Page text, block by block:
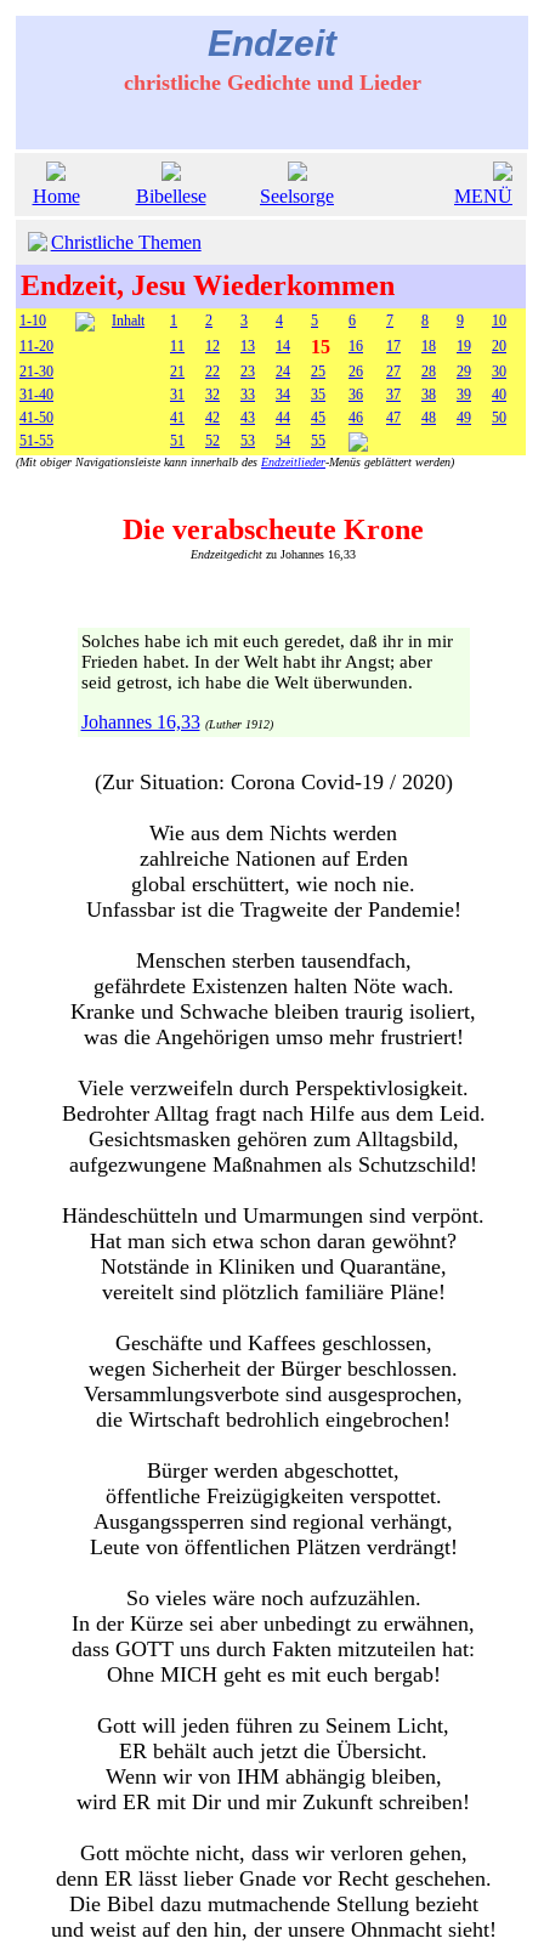
Endzeit
christliche Gedichte und Lieder
Home Bibellese Seelsorge MENÜ
Christliche Themen
Endzeit, Jesu Wiederkommen
1-10 Inhalt 1 2 3 4 5 6 7 8 9
10
11-20
11 12 13 14 15 16 17 18 19
20
21-30
21 22 23 24 25 26 27 28 29
30
31-40
31 32 33 34 35 36 37 38 39
40
41-50
41 42 43 44 45 46 47 48 49
50
51-55
51 52 53 54 55
(Mit obiger Navigationsleiste kann innerhalb des Endzeitlieder-Menüs geblättert werden)
Die verabscheute Krone
Endzeitgedicht zu Johannes 16,33
Solches habe ich mit euch geredet, daß ihr in mir
Frieden habet. In der Welt habt ihr Angst; aber
seid getrost, ich habe die Welt überwunden.
Johannes 16,33 (Luther 1912)
(Zur Situation: Corona Covid-19 / 2020)
Wie aus dem Nichts werden
zahlreiche Nationen auf Erden
global erschüttert, wie noch nie.
Unfassbar ist die Tragweite der Pandemie!
Menschen sterben tausendfach,
gefährdete Existenzen halten Nöte wach.
Kranke und Schwache bleiben traurig isoliert,
was die Angehörigen umso mehr frustriert!
Viele verzweifeln durch Perspektivlosigkeit.
Bedrohter Alltag fragt nach Hilfe aus dem Leid.
Gesichtsmasken gehören zum Alltagsbild,
aufgezwungene Maßnahmen als Schutzschild!
Händeschütteln und Umarmungen sind verpönt.
Hat man sich etwa schon daran gewöhnt?
Notstände in Kliniken und Quarantäne,
vereitelt sind plötzlich familiäre Pläne!
Geschäfte und Kaffees geschlossen,
wegen Sicherheit der Bürger beschlossen.
Versammlungsverbote sind ausgesprochen,
die Wirtschaft bedrohlich eingebrochen!
Bürger werden abgeschottet,
öffentliche Freizügigkeiten verspottet.
Ausgangssperren sind regional verhängt,
Leute von öffentlichen Plätzen verdrängt!
So vieles wäre noch aufzuzählen.
In der Kürze sei aber unbedingt zu erwähnen,
dass GOTT uns durch Fakten mitzuteilen hat:
Ohne MICH geht es mit euch bergab!
Gott will jeden führen zu Seinem Licht,
ER behält auch jetzt die Übersicht.
Wenn wir von IHM abhängig bleiben,
wird ER mit Dir und mir Zukunft schreiben!
Gott möchte nicht, dass wir verloren gehen,
denn ER lässt lieber Gnade vor Recht geschehen.
Die Bibel dazu mutmachende Stellung bezieht
und weist auf den hin, der unsere Ohnmacht sieht!